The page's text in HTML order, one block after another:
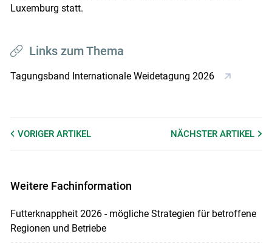
Luxemburg statt.
Links zum Thema
Tagungsband Internationale Weidetagung 2026
VORIGER ARTIKEL NÄCHSTERARTIKEL
Weitere Fachinformation
Futterknappheit 2026 - mögliche Strategien für betroffene
Regionen und Betriebe